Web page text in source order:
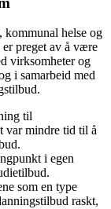
kommunal helse og
preget av å være
virksomheter og
i samarbeid med
til
var mindre tid til å
i egen
som en type
raskt,